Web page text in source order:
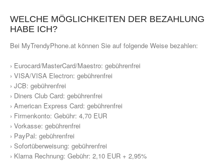
WELCHE MÖGLICHKEITEN DER BEZAHLUNG
HABE ICH?
Bei MyTrendyPhone.at können Sie auf folgende Weise bezahlen:
› Eurocard/MasterCard/Maestro: gebührenfrei
› VISA/VISA Electron: gebührenfrei
› JCB: gebührenfrei
› Diners Club Card: gebührenfrei
› American Express Card: gebührenfrei
› Firmenkonto: Gebühr: 4,70 EUR
› Vorkasse: gebührenfrei
› PayPal: gebührenfrei
› Sofortüberweisung: gebührenfrei
› Klarna Rechnung: Gebühr: 2,10 EUR + 2,95%